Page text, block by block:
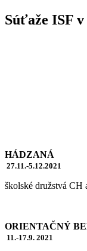
Súťaže ISF
HÁDZANÁ
27.11.-5.12.2021
školské družstvá CH
11.-17.9. 2021